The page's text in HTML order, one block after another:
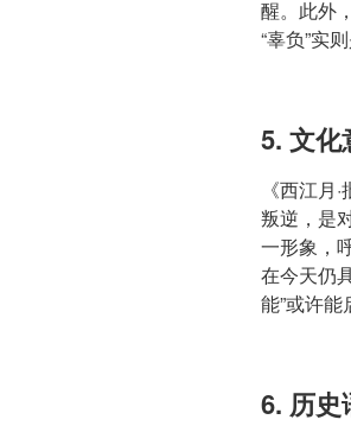
醒。此外
“辜负”实
5. 文化
《西江
叛逆，是
一形象，
在今天仍
能”或许能
6. 历史